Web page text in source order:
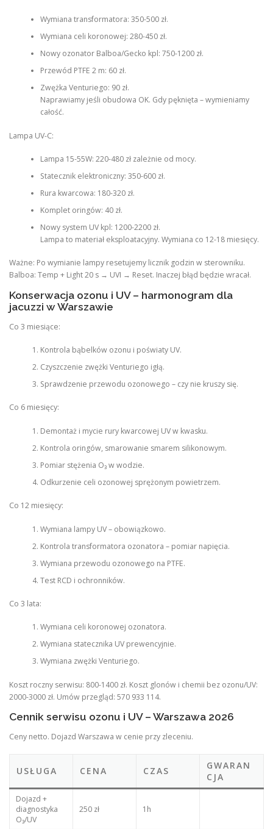
Wymiana transformatora: 350-500 zł.
Wymiana celi koronowej: 280-450 zł.
Nowy ozonator Balboa/Gecko kpl: 750-1200 zł.
Przewód PTFE 2 m: 60 zł.
Zwężka Venturiego: 90 zł.
Naprawiamy jeśli obudowa OK. Gdy pęknięta – wymieniamy
całość.
Lampa UV-C:
Lampa 15-55W: 220-480 zł zależnie od mocy.
Statecznik elektroniczny: 350-600 zł.
Rura kwarcowa: 180-320 zł.
Komplet oringów: 40 zł.
Nowy system UV kpl: 1200-2200 zł.
Lampa to materiał eksploatacyjny. Wymiana co 12-18 miesięcy.
Ważne: Po wymianie lampy resetujemy licznik godzin w sterowniku.
Balboa: Temp + Light 20 s → UVI → Reset. Inaczej błąd będzie wracał.
Konserwacja ozonu i UV – harmonogram dla
jacuzzi w Warszawie
Co 3 miesiące:
Kontrola bąbelków ozonu i poświaty UV.
Czyszczenie zwężki Venturiego igłą.
Sprawdzenie przewodu ozonowego – czy nie kruszy się.
Co 6 miesięcy:
Demontaż i mycie rury kwarcowej UV w kwasku.
Kontrola oringów, smarowanie smarem silikonowym.
Pomiar stężenia O₃ w wodzie.
Odkurzenie celi ozonowej sprężonym powietrzem.
Co 12 miesięcy:
Wymiana lampy UV – obowiązkowo.
Kontrola transformatora ozonatora – pomiar napięcia.
Wymiana przewodu ozonowego na PTFE.
Test RCD i ochronników.
Co 3 lata:
Wymiana celi koronowej ozonatora.
Wymiana statecznika UV prewencyjnie.
Wymiana zwężki Venturiego.
Koszt roczny serwisu: 800-1400 zł. Koszt glonów i chemii bez ozonu/UV:
2000-3000 zł. Umów przegląd: 570 933 114.
Cennik serwisu ozonu i UV – Warszawa 2026
Ceny netto. Dojazd Warszawa w cenie przy zleceniu.
USŁUGA CENA CZAS
GWARAN
CJA
Dojazd +
diagnostyka
O₃/UV
250 zł 1h